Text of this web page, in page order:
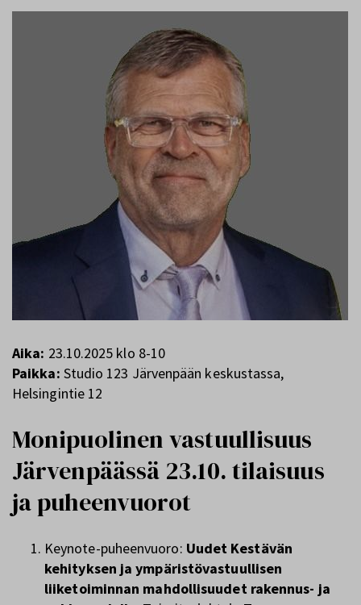
Aika: 23.10.2025 klo 8-10
Paikka: Studio 123 Järvenpään keskustassa,
Helsingintie 12
Monipuolinen vastuullisuus
Järvenpäässä 23.10. tilaisuus
ja puheenvuorot
Keynote-puheenvuoro: Uudet Kestävän
kehityksen ja ympäristövastuullisen
liiketoiminnan mahdollisuudet rakennus- ja